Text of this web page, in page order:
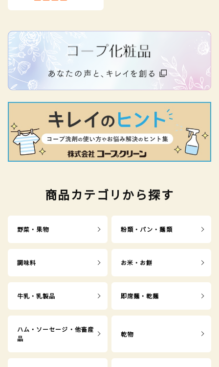
商品カテゴリから探す
野菜・果物 粉類・パン・麺類
調味料 お米・お餅
牛乳・乳製品 即席麺・乾麺
ハム・ソーセージ・他畜産
品
乾物